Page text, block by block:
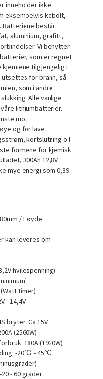
inneholder ikke
eksempelvis kobolt,
Batteriene består
aluminium, grafitt,
Vi benytter
som er regnet
tilgjengelig i
for brann, så
som i andre
Alle vanlige
lithiumbatterier.
mot
og for lave
kortslutning o.l.
formene for kjemisk
300Ah 12,8V
mye energi som 0,39
/ Høyde:
kan leveres om
hvilespenning)
timer)
- 14,4V
bryter: Ca 15V
(2560W)
180A (1920W)
-20℃ - 45℃
- 60 grader